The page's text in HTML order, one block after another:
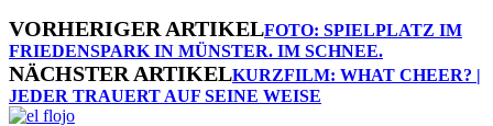
VORHERIGER ARTIKELFOTO: SPIELPLATZ IM
FRIEDENSPARK IN MÜNSTER. IM SCHNEE.
NÄCHSTER ARTIKELKURZFILM: WHAT CHEER? |
JEDER TRAUERT AUF SEINE WEISE